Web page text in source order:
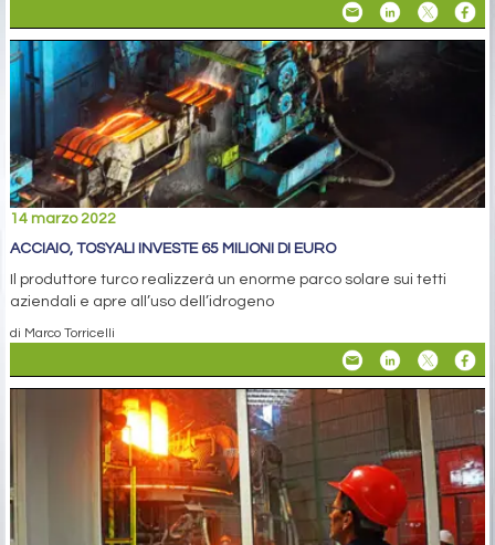
14 marzo 2022
ACCIAIO, TOSYALI INVESTE 65 MILIONI DI EURO
Il produttore turco realizzerà un enorme parco solare sui tetti
aziendali e apre all’uso dell’idrogeno
di Marco Torricelli